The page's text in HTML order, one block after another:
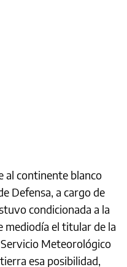
al continente blanco
Defensa, a cargo de
condicionada a la
mediodía el titular de la
Meteorológico
esa posibilidad,